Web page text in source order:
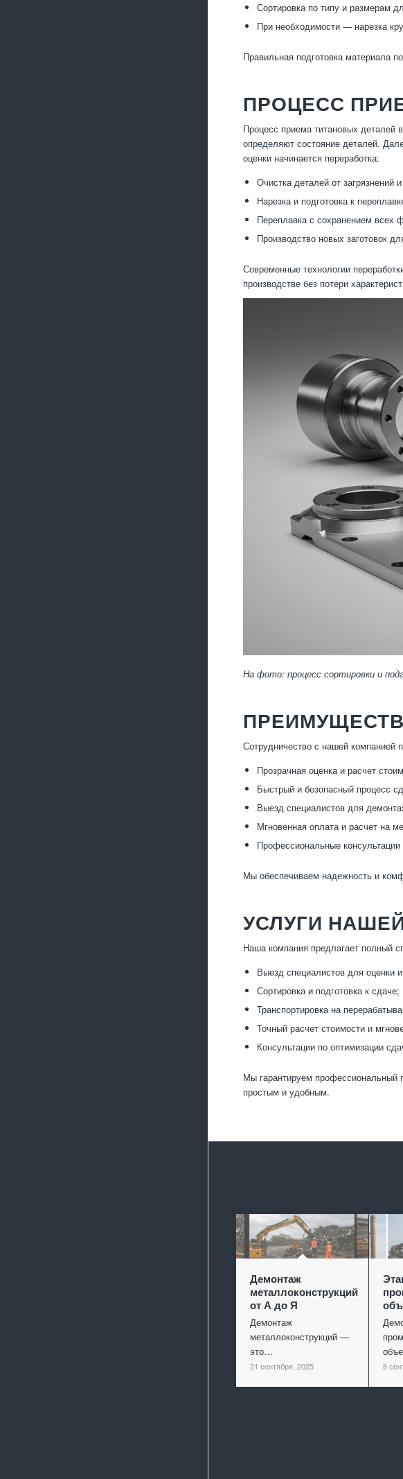
Сортировка по типу и размерам
При необходимости — нарезка
Правильная подготовка материала
ПРОЦЕСС
Процесс приема титановых деталей
определяют состояние деталей.
оценки начинается переработка:
Очистка деталей от загрязнений
Нарезка и подготовка к
Переплавка с сохранением всех
Производство новых заготовок
Современные технологии
производстве без потери
На фото: процесс сортировки и
Сотрудничество с нашей
Прозрачная оценка и расчет
Быстрый и безопасный процесс
Выезд специалистов для
Мгновенная оплата и расчет на
Профессиональные
Мы обеспечиваем надежность и
УСЛУГИ
Наша компания предлагает полный
Выезд специалистов для оценки
Сортировка и подготовка к сдаче;
Транспортировка на
Точный расчет стоимости и
Консультации по оптимизации
Мы гарантируем профессиональный
простым и удобным.
Демонтаж
металлоконструкций
от А до Я
Демонтаж
металлоконструкций —
это…
21 сентября, 2025 8